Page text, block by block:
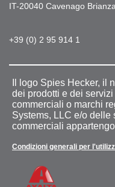
IT-20040 Cavenago
+39 (0) 2 95 914 1
Il logo Spies Hecker, il
dei prodotti e dei
commerciali o marchi
Systems, LLC e/o delle
commerciali
Condizioni generali per